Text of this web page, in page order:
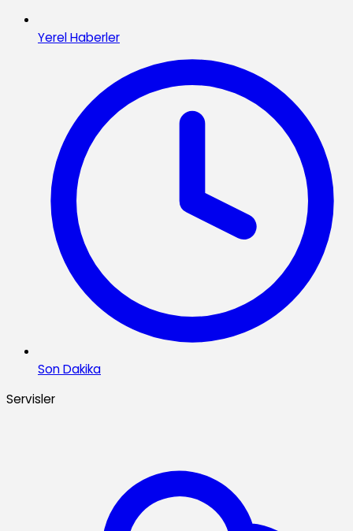
Yerel Haberler
Son Dakika
Servisler